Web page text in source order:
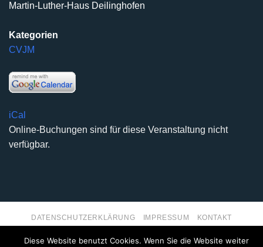
Martin-Luther-Haus Deilinghofen
Kategorien
CVJM
iCal
Online-Buchungen sind für diese Veranstaltung nicht
verfügbar.
DATENSCHUTZERKLÄRUNG IMPRESSUM KONTAKT
Diese Website benutzt Cookies. Wenn Sie die Website weiter